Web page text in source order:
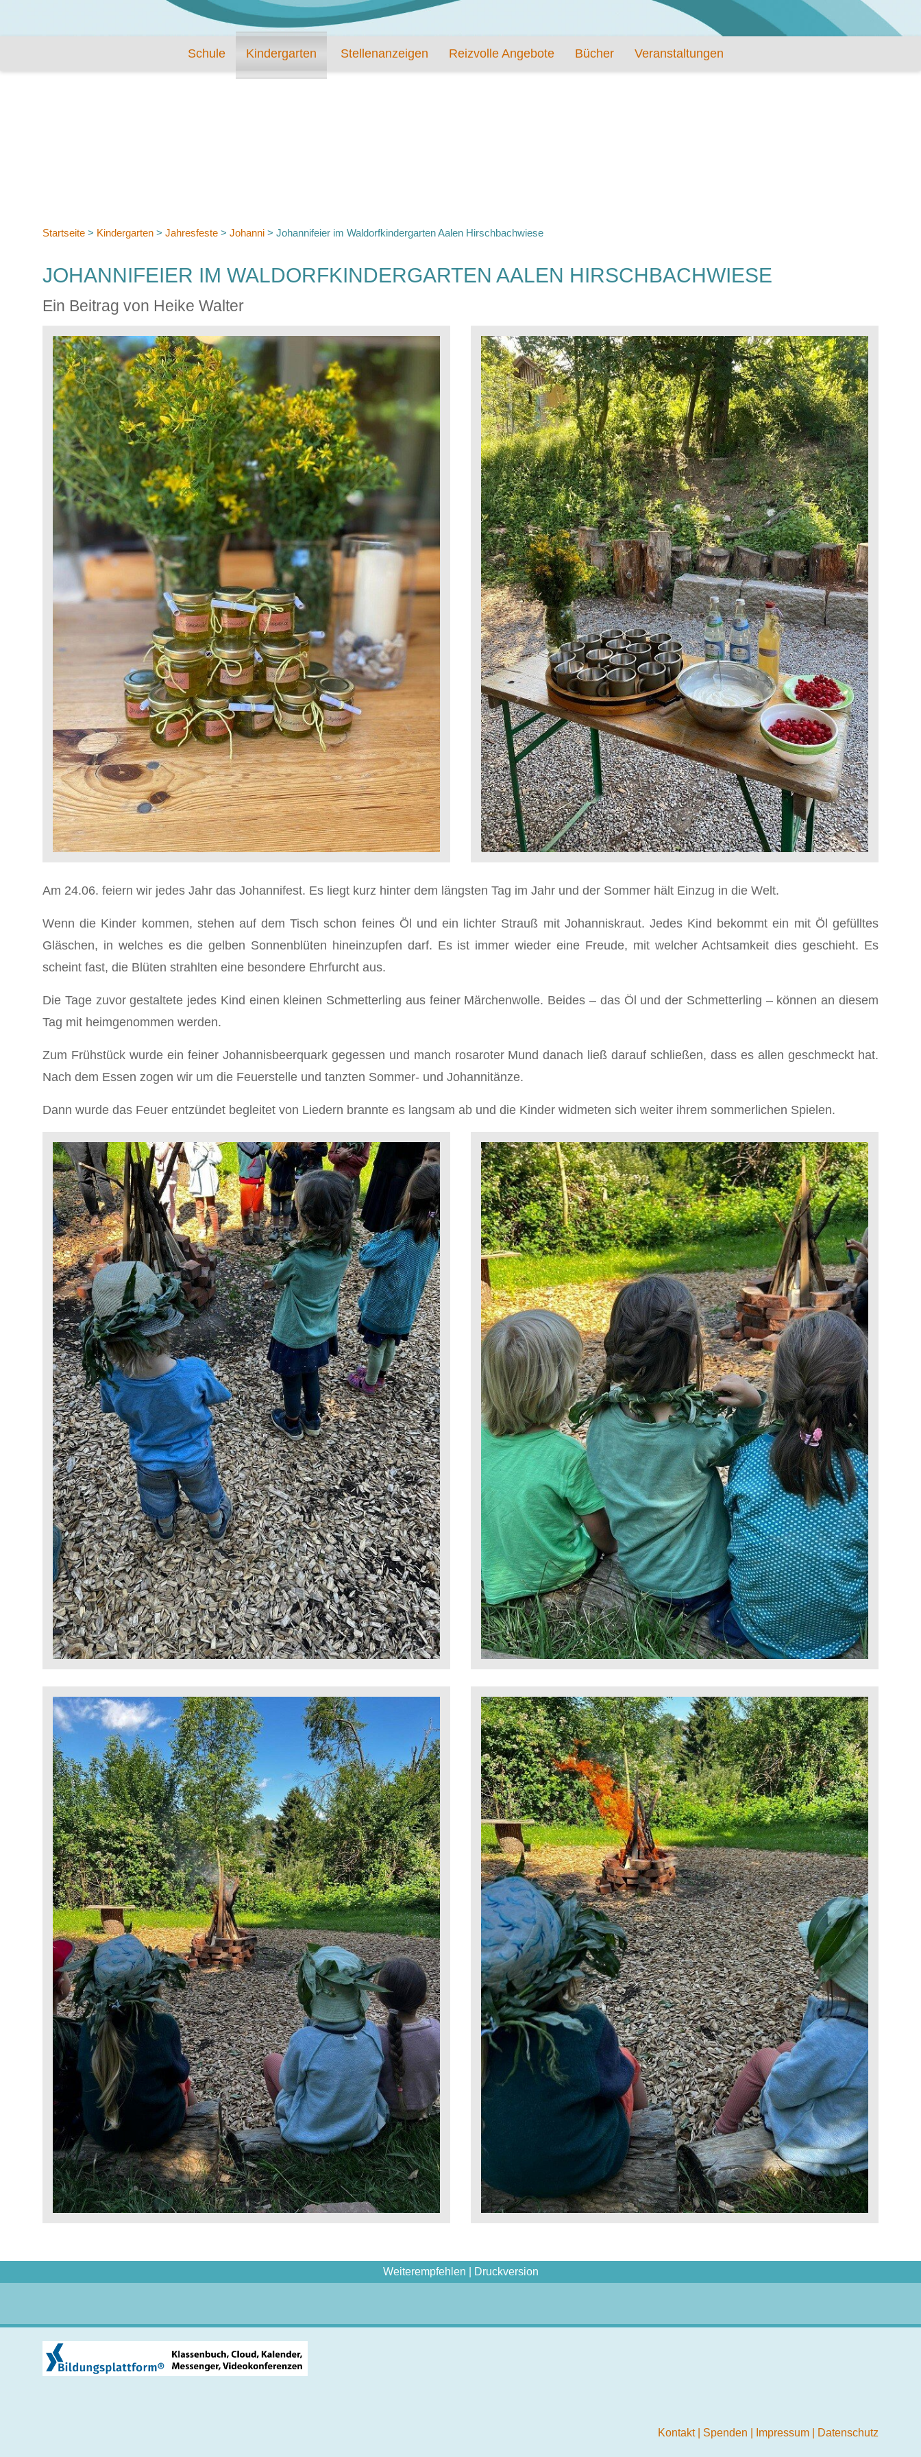
Schule Kindergarten Stellenanzeigen Reizvolle Angebote Bücher Veranstaltungen
Startseite > Kindergarten > Jahresfeste > Johanni > Johannifeier im Waldorfkindergarten Aalen Hirschbachwiese
JOHANNIFEIER IM WALDORFKINDERGARTEN AALEN HIRSCHBACHWIESE
Ein Beitrag von Heike Walter
Am 24.06. feiern wir jedes Jahr das Johannifest. Es liegt kurz hinter dem längsten Tag im Jahr und der Sommer hält Einzug in die Welt.
Wenn die Kinder kommen, stehen auf dem Tisch schon feines Öl und ein lichter Strauß mit Johanniskraut. Jedes Kind bekommt ein mit Öl gefülltes
Gläschen, in welches es die gelben Sonnenblüten hineinzupfen darf. Es ist immer wieder eine Freude, mit welcher Achtsamkeit dies geschieht. Es
scheint fast, die Blüten strahlten eine besondere Ehrfurcht aus.
Die Tage zuvor gestaltete jedes Kind einen kleinen Schmetterling aus feiner Märchenwolle. Beides – das Öl und der Schmetterling – können an diesem
Tag mit heimgenommen werden.
Zum Frühstück wurde ein feiner Johannisbeerquark gegessen und manch rosaroter Mund danach ließ darauf schließen, dass es allen geschmeckt hat.
Nach dem Essen zogen wir um die Feuerstelle und tanzten Sommer- und Johannitänze.
Dann wurde das Feuer entzündet begleitet von Liedern brannte es langsam ab und die Kinder widmeten sich weiter ihrem sommerlichen Spielen.
Weiterempfehlen Druckversion
Kontakt Spenden Impressum Datenschutz